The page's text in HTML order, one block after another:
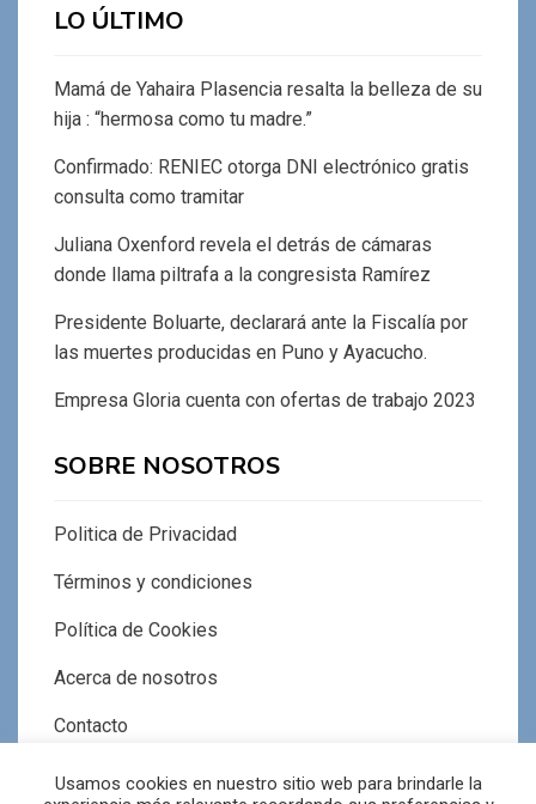
LO ÚLTIMO
Mamá de Yahaira Plasencia resalta la belleza de su
hija : “hermosa como tu madre.”
Confirmado: RENIEC otorga DNI electrónico gratis
consulta como tramitar
Juliana Oxenford revela el detrás de cámaras
donde llama piltrafa a la congresista Ramírez
Presidente Boluarte, declarará ante la Fiscalía por
las muertes producidas en Puno y Ayacucho.
Empresa Gloria cuenta con ofertas de trabajo 2023
SOBRE NOSOTROS
Politica de Privacidad
Términos y condiciones
Política de Cookies
Acerca de nosotros
Contacto
Usamos cookies en nuestro sitio web para brindarle la